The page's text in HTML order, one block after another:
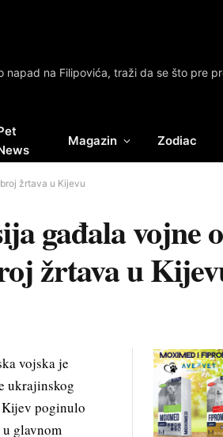
Magazin Zodiac
žrtava u Kijevu
gađala vojne
žrtava u
vojska je
ukrajinskog
Kijev poginulo
glavnom